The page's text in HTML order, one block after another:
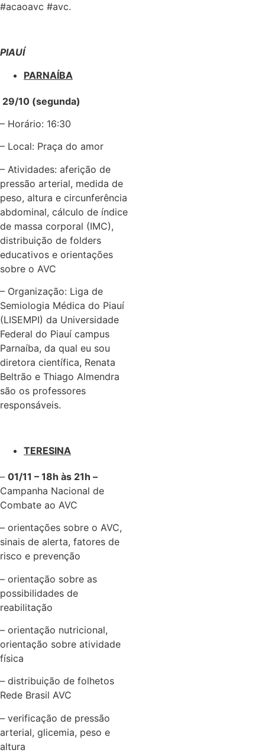
#acaoavc #avc.
PIAUÍ
PARNAÍBA
29/10 (segunda)
– Horário: 16:30
– Local: Praça do amor
– Atividades: aferição de
pressão arterial, medida de
peso, altura e circunferência
abdominal, cálculo de índice
de massa corporal (IMC),
distribuição de folders
educativos e orientações
sobre o AVC
– Organização: Liga de
Semiologia Médica do Piauí
(LISEMPI) da Universidade
Federal do Piauí campus
Parnaíba, da qual eu sou
diretora científica, Renata
Beltrão e Thiago Almendra
são os professores
responsáveis.
TERESINA
– 01/11 – 18h às 21h –
Campanha Nacional de
Combate ao AVC
– orientações sobre o AVC,
sinais de alerta, fatores de
risco e prevenção
– orientação sobre as
possibilidades de
reabilitação
– orientação nutricional,
orientação sobre atividade
física
– distribuição de folhetos
Rede Brasil AVC
– verificação de pressão
arterial, glicemia, peso e
altura